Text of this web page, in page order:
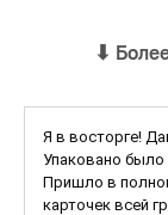
⬇
Я в восторге!
Упаковано было
Пришло в
карточек всей